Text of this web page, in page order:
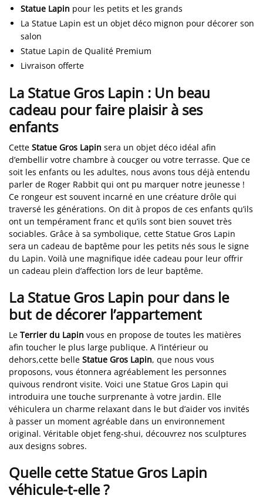
Statue Lapin pour les petits et les grands
La Statue Lapin est un objet déco mignon pour décorer son
salon
Statue Lapin de Qualité Premium
Livraison offerte
La Statue Gros Lapin : Un beau
cadeau pour faire plaisir à ses
enfants
Cette Statue Gros Lapin sera un objet déco idéal afin
d’embellir votre chambre à coucger ou votre terrasse. Que ce
soit les enfants ou les adultes, nous avons tous déjà entendu
parler de Roger Rabbit qui ont pu marquer notre jeunesse !
Ce rongeur est souvent incarné en une créature drôle qui
traversé les générations. On dit à propos de ces enfants qu’ils
ont un tempérament franc et qu’ils sont bien souvet très
sociables. Grâce à sa symbolique, cette Statue Gros Lapin
sera un cadeau de baptême pour les petits nés sous le signe
du Lapin. Voilà une magnifique idée cadeau pour leur offrir
un cadeau plein d’affection lors de leur baptême.
La Statue Gros Lapin pour dans le
but de décorer l’appartement
Le Terrier du Lapin vous en propose de toutes les matières
afin toucher le plus large publique. A l’intérieur ou
dehors,cette belle Statue Gros Lapin, que nous vous
proposons, vous étonnera agréablement les personnes
quivous rendront visite. Voici une Statue Gros Lapin qui
introduira une touche surprenante à votre jardin. Elle
véhiculera un charme relaxant dans le but d’aider vos invités
à passer un moment agréable dans un environnement
original. Véritable objet feng-shui, découvrez nos sculptures
aux designs sobres.
Quelle cette Statue Gros Lapin
véhicule-t-elle ?